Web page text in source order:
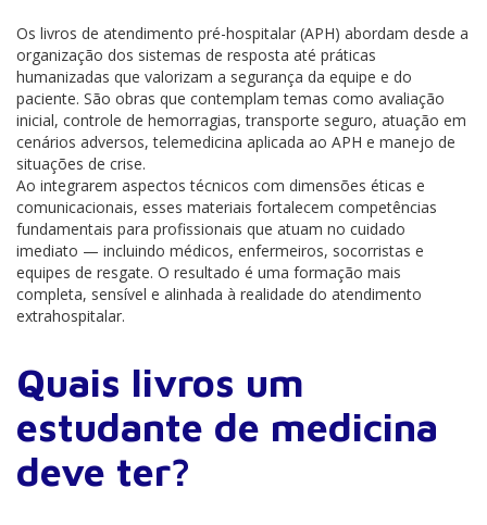
Os livros de atendimento pré-hospitalar (APH) abordam desde a
organização dos sistemas de resposta até práticas
humanizadas que valorizam a segurança da equipe e do
paciente. São obras que contemplam temas como avaliação
inicial, controle de hemorragias, transporte seguro, atuação em
cenários adversos, telemedicina aplicada ao APH e manejo de
situações de crise.
Ao integrarem aspectos técnicos com dimensões éticas e
comunicacionais, esses materiais fortalecem competências
fundamentais para profissionais que atuam no cuidado
imediato — incluindo médicos, enfermeiros, socorristas e
equipes de resgate. O resultado é uma formação mais
completa, sensível e alinhada à realidade do atendimento
extrahospitalar.
Quais livros um
estudante de medicina
deve ter?